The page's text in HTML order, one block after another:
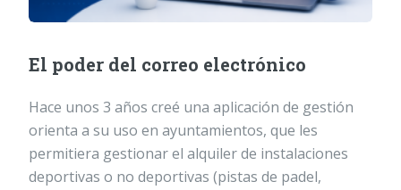
El poder del correo electrónico
Hace unos 3 años creé una aplicación de gestión
orienta a su uso en ayuntamientos, que les
permitiera gestionar el alquiler de instalaciones
deportivas o no deportivas (pistas de padel,